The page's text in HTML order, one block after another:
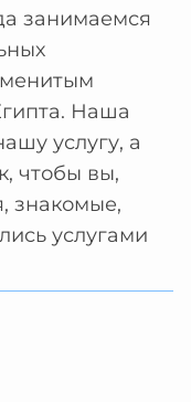
занимаемся
Наша
услугу, а
чтобы вы,
знакомые,
услугами